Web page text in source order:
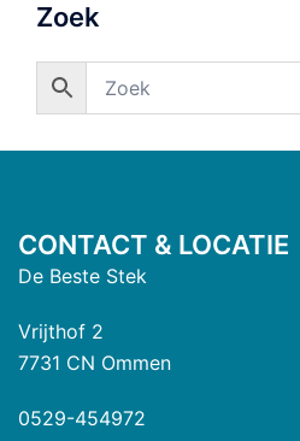
Zoek
CONTACT & LOCATIE
De Beste Stek
Vrijthof 2
7731 CN Ommen
0529-454972